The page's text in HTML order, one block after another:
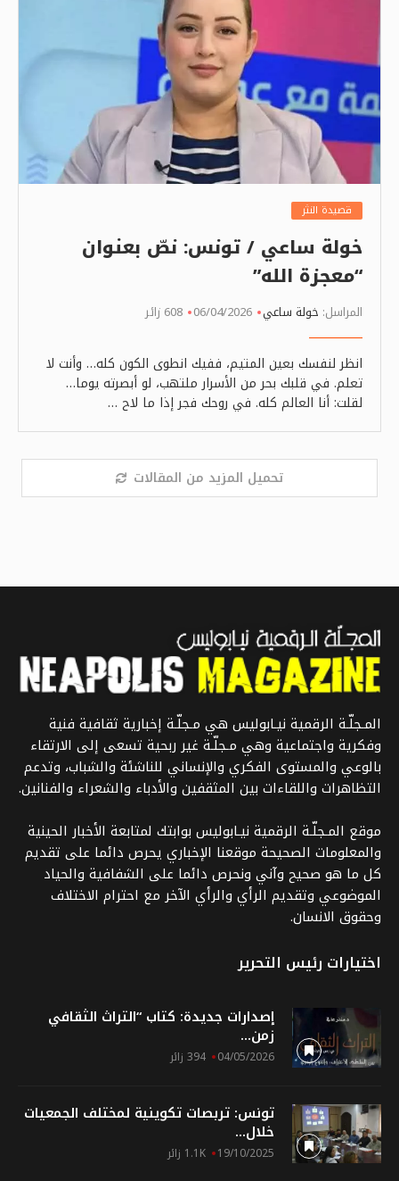
قصيدة النثر
خولة ساعي / تونس: نصّ بعنوان
“معجزة الله”
المراسل: خولة ساعي 06/04/2026 608 زائر
انظر لنفسك بعين المتيم، ففيك انطوى الكون كله… وأنت لا
تعلم. في قلبك بحر من الأسرار ملتهب، لو أبصرته يوما…
لقلت: أنا العالم كله. في روحك فجر إذا ما لاح …
تحميل المزيد من المقالات
المـجلّـة الرقمية نيـابوليس هي مـجلّـة إخبارية ثقافية فنية
وفكرية واجتماعية وهي مـجلّـة غير ربحية تسعى إلى الارتقاء
بالوعي والمستوى الفكري والإنساني للناشئة والشباب، وتدعم
التظاهرات واللقاءات بين المثقفين والأدباء والشعراء والفنانين.
موقع المـجلّـة الرقمية نيـابوليس بوابتك لمتابعة الأخبار الحينية
والمعلومات الصحيحة موقعنا الإخباري يحرص دائما على تقديم
كل ما هو صحيح وآني ونحرص دائما على الشفافية والحياد
الموضوعي وتقديم الرأي والرأي الآخر مع احترام الاختلاف
وحقوق الانسان.
اختيارات رئيس التحرير
إصدارات جديدة: كتاب “التراث الثقافي
زمن...
04/05/2026 394 زائر
تونس: تربصات تكوينية لمختلف الجمعيات
خلال...
19/10/2025 1.1K زائر